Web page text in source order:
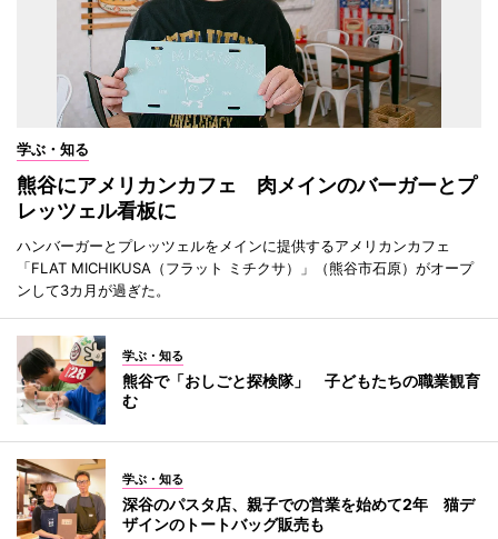
学ぶ・知る
熊谷にアメリカンカフェ 肉メインのバーガーとプ
レッツェル看板に
ハンバーガーとプレッツェルをメインに提供するアメリカンカフェ
「FLAT MICHIKUSA（フラット ミチクサ）」（熊谷市石原）がオープ
ンして3カ月が過ぎた。
学ぶ・知る
熊谷で「おしごと探検隊」 子どもたちの職業観育
む
学ぶ・知る
深谷のパスタ店、親子での営業を始めて2年 猫デ
ザインのトートバッグ販売も